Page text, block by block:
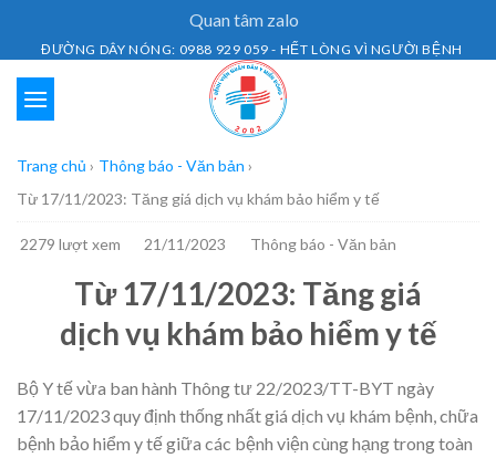
Quan tâm zalo
ĐƯỜNG DÂY NÓNG: 0988 929 059 - HẾT LÒNG VÌ NGƯỜI BỆNH
Trang chủ › Thông báo - Văn bản ›
Từ 17/11/2023: Tăng giá dịch vụ khám bảo hiểm y tế
2279 lượt xem 21/11/2023 Thông báo - Văn bản
Từ 17/11/2023: Tăng giá
dịch vụ khám bảo hiểm y tế
Bộ Y tế vừa ban hành Thông tư 22/2023/TT-BYT ngày
17/11/2023 quy định thống nhất giá dịch vụ khám bệnh, chữa
bệnh bảo hiểm y tế giữa các bệnh viện cùng hạng trong toàn